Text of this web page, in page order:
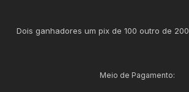
Dois ganhadores um pix de 100 outro de 200
Meio de Pagamento: